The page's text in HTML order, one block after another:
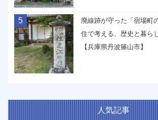
5
廃線跡が守った「宿場町
住で考える、歴史と暮ら
【兵庫県丹波篠山市】
人気記事